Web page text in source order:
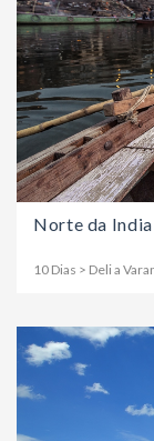
Norte da India
10 Dias > Deli a